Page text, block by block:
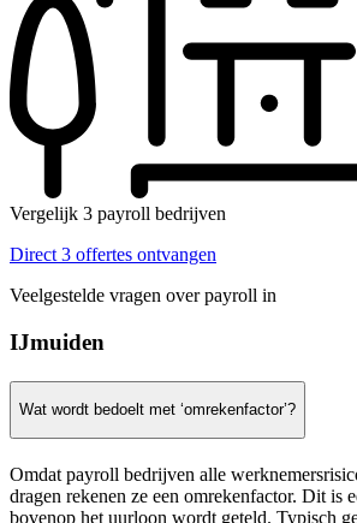
Vergelijk 3 payroll bedrijven
Direct 3 offertes ontvangen
Veelgestelde vragen over payroll in
IJmuiden
Wat wordt bedoelt met ‘omrekenfactor’?
Omdat payroll bedrijven alle
dragen rekenen ze een omrekenfactor. Dit is
bovenop het uurloon wordt geteld. Typisch